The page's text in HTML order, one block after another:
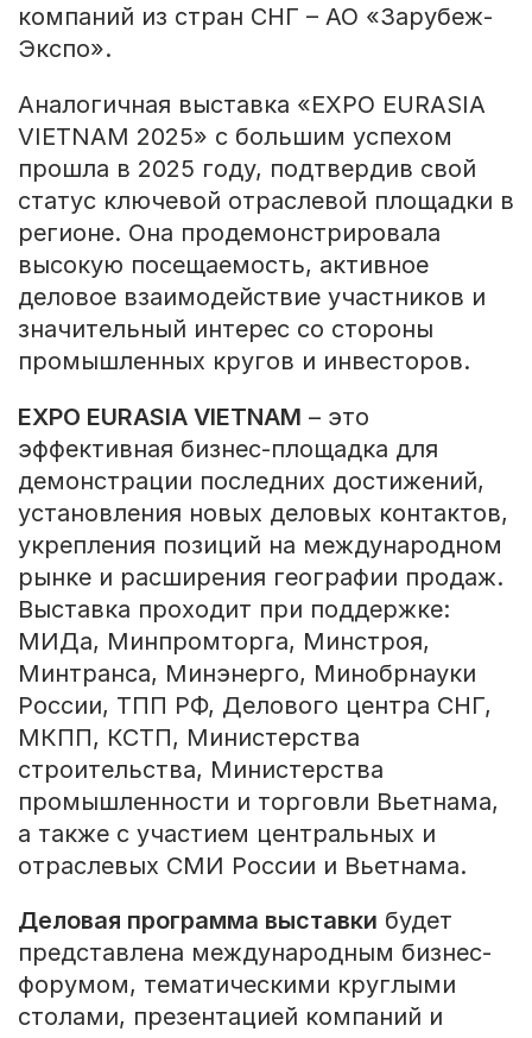
компаний из стран СНГ – АО «Зарубеж-
Экспо».
Аналогичная выставка «EXPO EURASIA
VIETNAM 2025» с большим успехом
прошла в 2025 году, подтвердив свой
статус ключевой отраслевой площадки в
регионе. Она продемонстрировала
высокую посещаемость, активное
деловое взаимодействие участников и
значительный интерес со стороны
промышленных кругов и инвесторов.
EXPO EURASIA VIETNAM – это
эффективная бизнес-площадка для
демонстрации последних достижений,
установления новых деловых контактов,
укрепления позиций на международном
рынке и расширения географии продаж.
Выставка проходит при поддержке:
МИДа, Минпромторга, Минстроя,
Минтранса, Минэнерго, Минобрнауки
России, ТПП РФ, Делового центра СНГ,
МКПП, КСТП, Министерства
строительства, Министерства
промышленности и торговли Вьетнама,
а также с участием центральных и
отраслевых СМИ России и Вьетнама.
Деловая программа выставки будет
представлена международным бизнес-
форумом, тематическими круглыми
столами, презентацией компаний и